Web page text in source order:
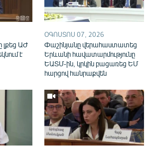
լքեց ԱԺ
է
ՕԳՈՍՏՈՍ 07, 2026
Փաշինյանը վերահաստատեց
Երևանի հավատարմությունը
ԵԱՏՄ-ին, կրկին բացառեց ԵՄ
հարցով հանրաքվեն